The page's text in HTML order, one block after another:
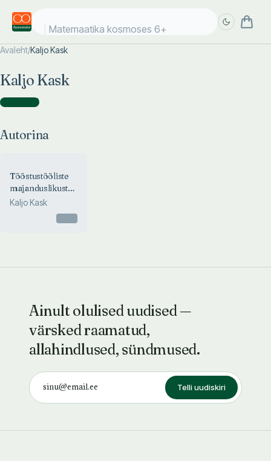
K
Avaleht/Kaljo Kask
Kaljo Kask
Autorina )
Autorina
Tööstustööliste
majanduslikust
olukorrast
kodanlikus Eestis
Kaljo Kask
Ainult olulised uudised —
värsked raamatud,
allahindlused, sündmused.
Telli uudiskiri